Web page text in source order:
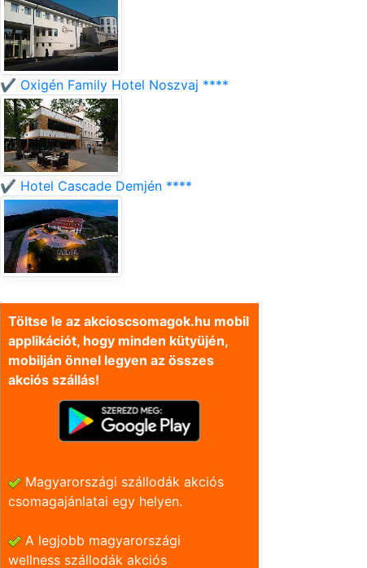
✔️ Oxigén Family Hotel Noszvaj ****
✔️ Hotel Cascade Demjén ****
Töltse le az akcioscsomagok.hu mobil
applikációt, hogy minden kütyüjén,
mobilján önnel legyen az összes
akciós szállás!
Magyarországi szállodák akciós
csomagajánlatai egy helyen.
A legjobb magyarországi
wellness szállodák akciós